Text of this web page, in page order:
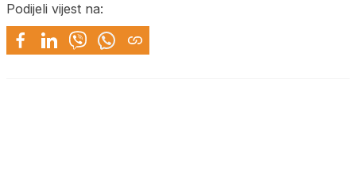
Podijeli vijest na: